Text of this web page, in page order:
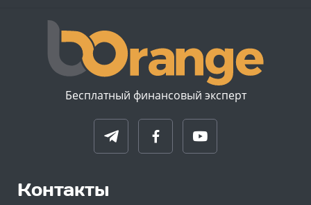
Бесплатный финансовый эксперт
Контакты